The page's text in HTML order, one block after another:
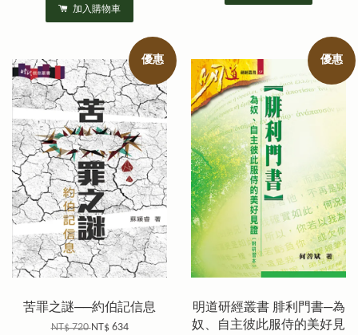
加入購物車
優惠
苦罪之謎──約伯記信息
NT$ 720NT$ 634
優惠
明道研經叢書 腓利門書─為
奴、自主彼此服侍的美好見